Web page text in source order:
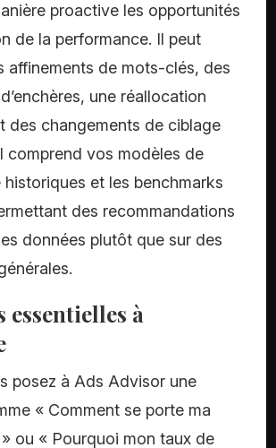
proactive les opportunités
de la performance. Il peut
affinements de mots-clés, des
une réallocation
des changements de ciblage
comprend vos modèles de
historiques et les benchmarks
des recommandations
données plutôt que sur des
essentielles à
posez à Ads Advisor une
« Comment se porte ma
ou « Pourquoi mon taux de